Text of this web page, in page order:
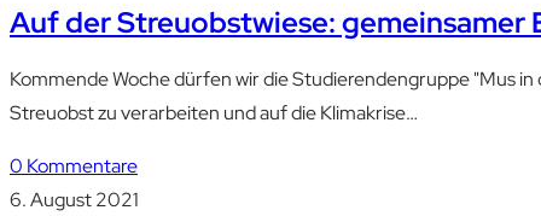
Auf der Streuobstwiese: gemeinsamer
Kommende Woche dürfen wir die Studierendengruppe "Mus
Streuobst zu verarbeiten und auf die Klimakrise…
0 Kommentare
6. August 2021